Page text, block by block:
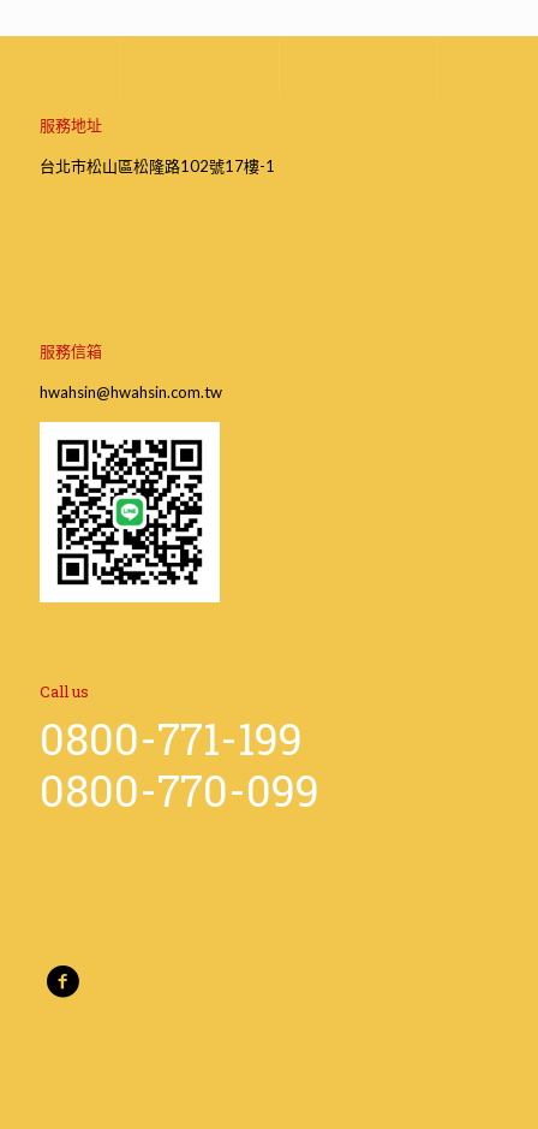
服務地址
台北市松山區松隆路102號17樓-1
服務信箱
hwahsin@hwahsin.com.tw
Call us
0800-771-199
0800-770-099